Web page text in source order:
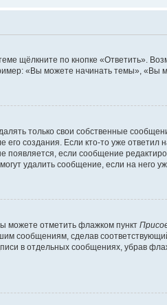
щёлкните по кнопке «Ответить».
«Вы можете начинать темы», «Вы
только свои собственные
его создания. Если кто-то уже
появляется, если сообщение
удалить сообщение, если на него
можете отметить флажком пункт
сообщениям, сделав
в отдельных сообщениях, убрав